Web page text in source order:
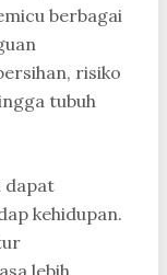
berbagai
risiko
tubuh
dapat
kehidupan.